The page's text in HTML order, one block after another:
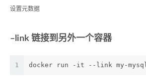
设置元数据
–link 链接到另外一个容器
1 docker run -it --link my-